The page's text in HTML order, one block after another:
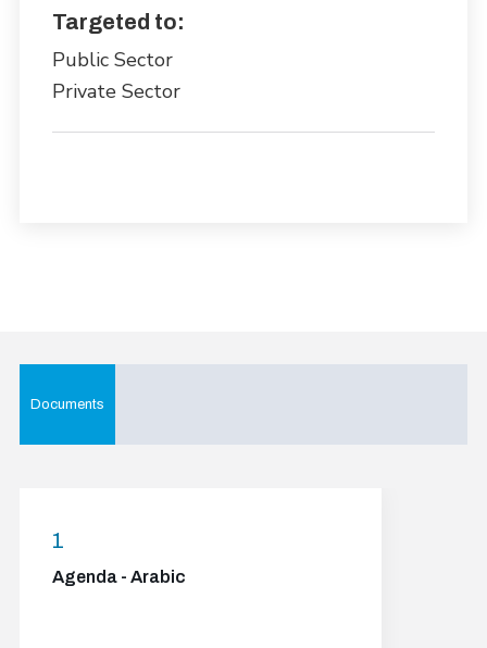
Targeted to:
Public Sector
Private Sector
Documents
1
Agenda - Arabic